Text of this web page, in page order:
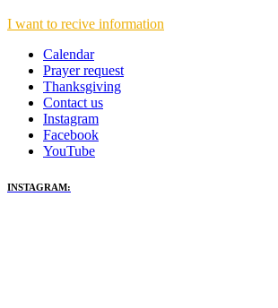
I want to recive information
Calendar
Prayer request
Thanksgiving
Contact us
Instagram
Facebook
YouTube
INSTAGRAM: